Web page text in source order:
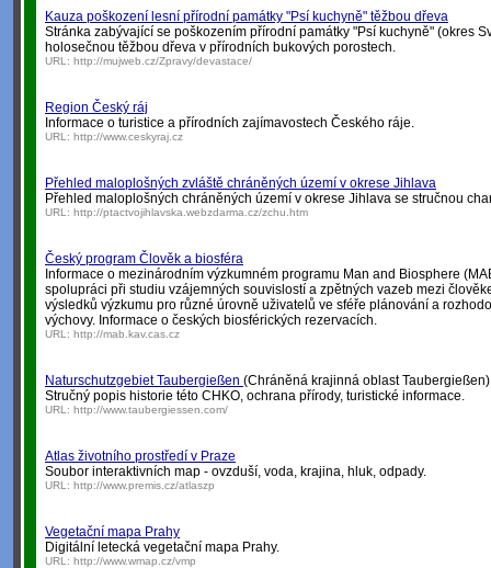
Kauza poškození lesní přírodní památky "Psí kuchyně" těžbou dřeva
Stránka zabývající se poškozením přírodní památky "Psí kuchyně" (okres
holosečnou těžbou dřeva v přírodních bukových porostech.
URL: http://mujweb.cz/Zpravy/devastace/
Region Český ráj
Informace o turistice a přírodních zajímavostech Českého ráje.
URL: http://www.ceskyraj.cz
Přehled maloplošných zvláště chráněných území v okrese Jihlava
Přehled maloplošných chráněných území v okrese Jihlava se stručnou
URL: http://ptactvojihlavska.webzdarma.cz/zchu.htm
Český program Člověk a biosféra
Informace o mezinárodním výzkumném programu Man and Biosphere
spolupráci při studiu vzájemných souvislostí a zpětných vazeb mezi
výsledků výzkumu pro různé úrovně uživatelů ve sféře plánování a
výchovy. Informace o českých biosférických rezervacích.
URL: http://mab.kav.cas.cz
Naturschutzgebiet Taubergießen (Chráněná krajinná oblast Taubergießen)
Stručný popis historie této CHKO, ochrana přírody, turistické informace.
URL: http://www.taubergiessen.com/
Atlas životního prostředí v Praze
Soubor interaktivních map - ovzduší, voda, krajina, hluk, odpady.
URL: http://www.premis.cz/atlaszp
Vegetační mapa Prahy
Digitální letecká vegetační mapa Prahy.
URL: http://www.wmap.cz/vmp